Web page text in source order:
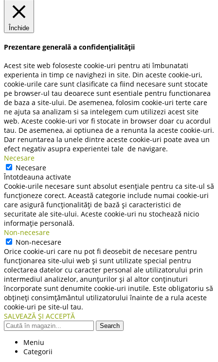
Închide
Prezentare generală a confidențialității
Acest site web foloseste cookie-uri pentru ati îmbunatati
experienta in timp ce navighezi in site. Din aceste cookie-uri,
cookie-urile care sunt clasificate ca fiind necesare sunt stocate
pe browser-ul tau deoarece sunt esentiale pentru functionarea
de baza a site-ului. De asemenea, folosim cookie-uri terte care
ne ajuta sa analizam si sa intelegem cum utilizezi acest site
web. Aceste cookie-uri vor fi stocate in browser doar cu acordul
tau. De asemenea, ai optiunea de a renunta la aceste cookie-uri.
Dar renuntarea la unele dintre aceste cookie-uri poate avea un
efect negativ asupra experientei tale de navigare.
Necesare
Necesare
Întotdeauna activate
Cookie-urile necesare sunt absolut esențiale pentru ca site-ul să
funcționeze corect. Această categorie include numai cookie-uri
care asigură funcționalități de bază și caracteristici de
securitate ale site-ului. Aceste cookie-uri nu stochează nicio
informație personală.
Non-necesare
Non-necesare
Orice cookie-uri care nu pot fi deosebit de necesare pentru
funcționarea site-ului web și sunt utilizate special pentru
colectarea datelor cu caracter personal ale utilizatorului prin
intermediul analizelor, anunțurilor și al altor conținuturi
încorporate sunt denumite cookie-uri inutile. Este obligatoriu să
obțineți consimțământul utilizatorului înainte de a rula aceste
cookie-uri pe site-ul tau.
SALVEAZĂ ȘI ACCEPTĂ
Search
Meniu
Categorii